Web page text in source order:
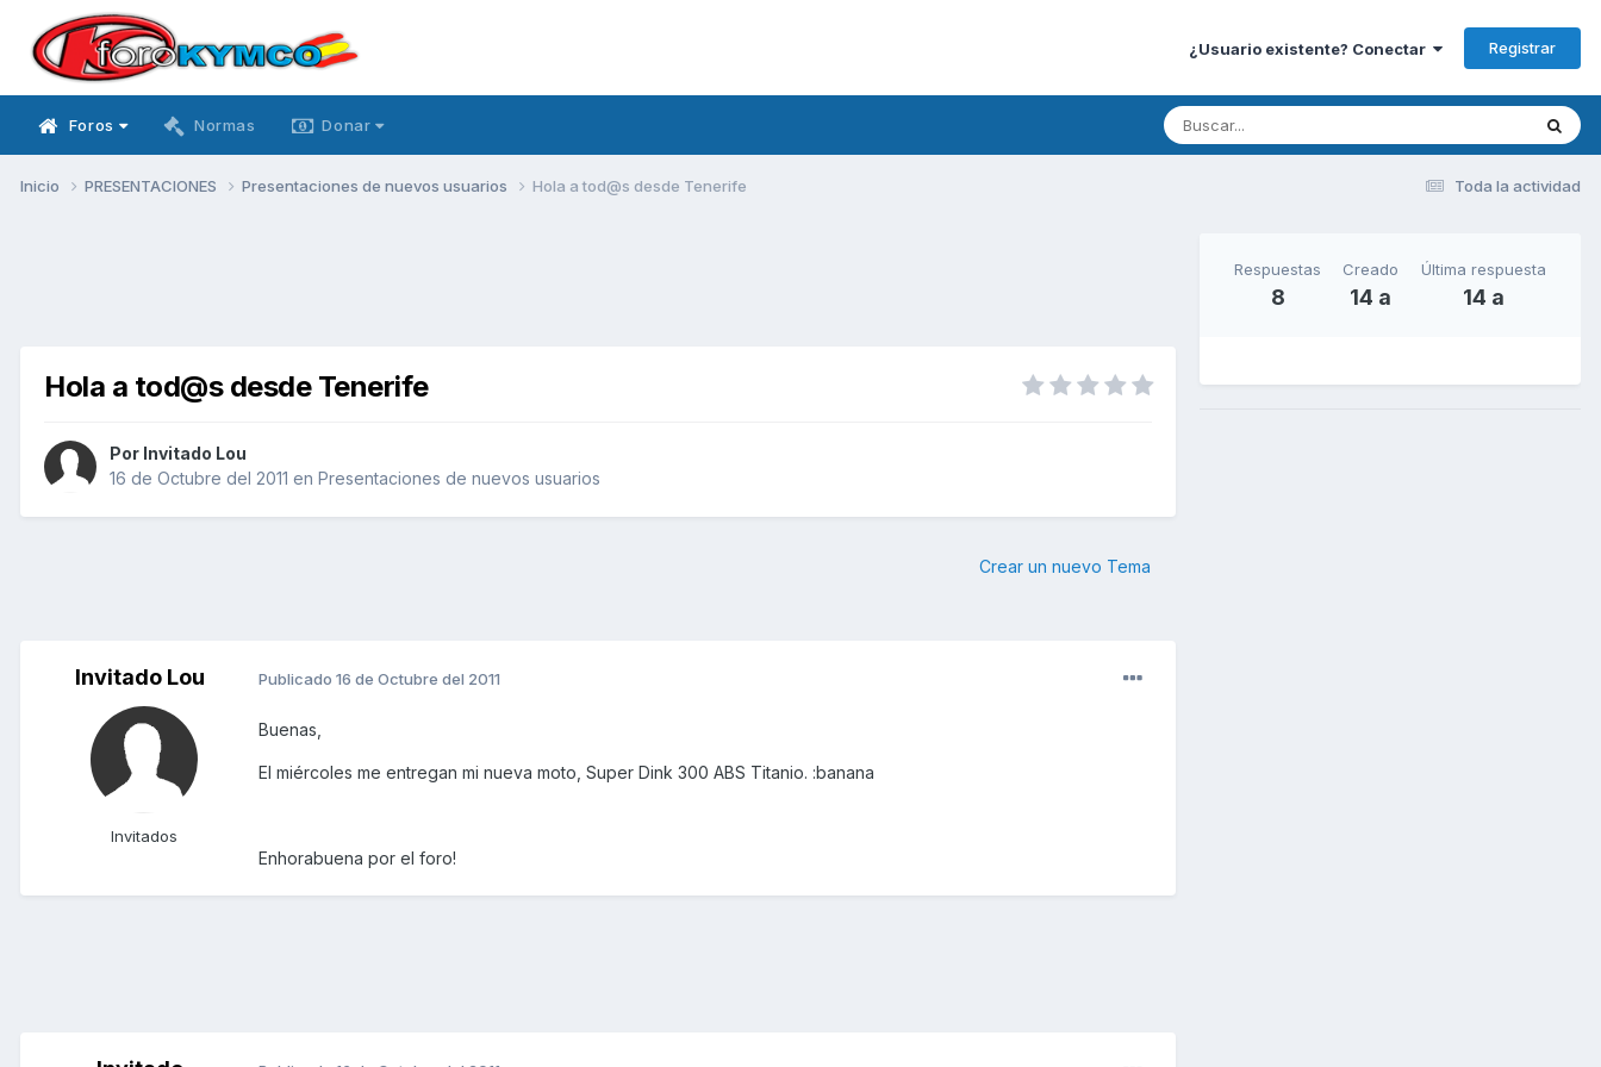
¿Usuario existente? Conectar Registrar
Foros Normas Donar
Toda la actividad
Inicio PRESENTACIONES Presentaciones de nuevos usuarios Hola a tod@s desde Tenerife
Hola a tod@s desde Tenerife
Por Invitado Lou
16 de Octubre del 2011 en Presentaciones de nuevos usuarios
Crear un nuevo Tema
Invitado Lou
Invitados
Publicado 16 de Octubre del 2011
Buenas,
El miércoles me entregan mi nueva moto, Super Dink 300 ABS Titanio. :banana
Enhorabuena por el foro!
Respuestas
8
Creado
14 a
Última respuesta
14 a